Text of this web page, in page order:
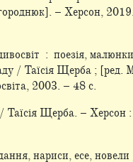
– Херсон,
: поезія,
/ Таїсія Щерба ; [ред.
2003. – 48 с.
/ Таїсія Щерба. –
нариси, есе,